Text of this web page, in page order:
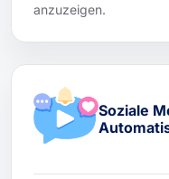
anzuzeigen.
Soziale